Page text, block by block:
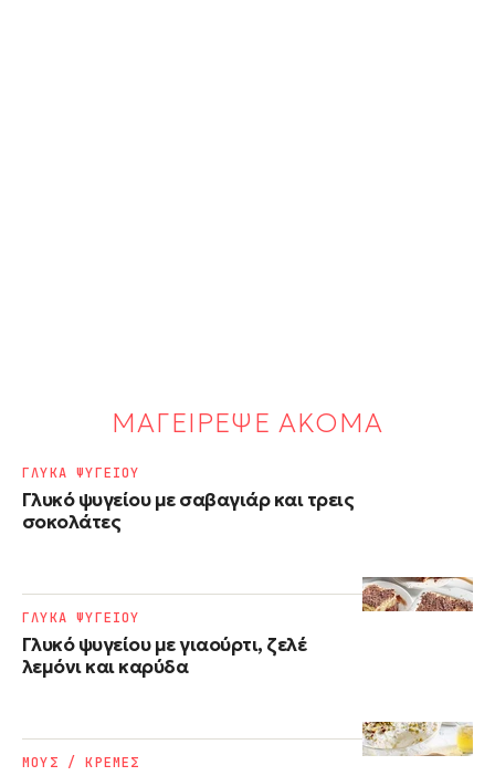
ΜΑΓΕΙΡΕΨΕ ΑΚΟΜΑ
Γλυκό ψυγείου με σαβαγιάρ και τρεις
σοκολάτες
ΓΛΥΚΑ ΨΥΓΕΙΟΥ
Γλυκό ψυγείου με γιαούρτι, ζελέ
λεμόνι και καρύδα
ΓΛΥΚΑ ΨΥΓΕΙΟΥ
ΜΟΥΣ / ΚΡΕΜΕΣ